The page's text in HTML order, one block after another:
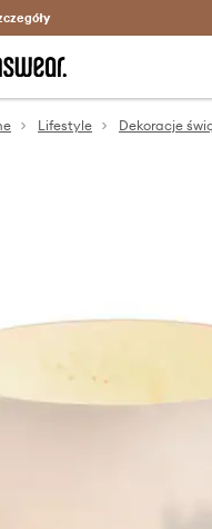
Oszczędzaj z Answear Club >
Lifestyle Dekoracje